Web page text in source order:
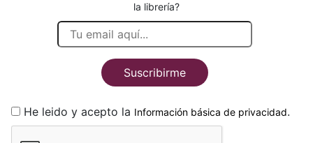
la librería?
Suscribirme
He leido y acepto la Información básica de privacidad.